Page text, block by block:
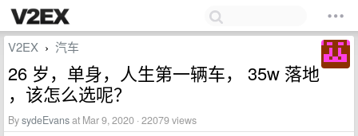
V2EX › 汽车
26 岁，单身，人生第一辆车， 35w 落地
，该怎么选呢？
BysydeEvansat Mar 9, 2020 · 22079 views